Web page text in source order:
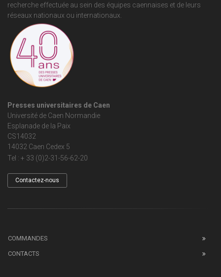
recherche effectuée au sein des équipes caennaises et de leurs
réseaux nationaux ou internationaux.
Presses universitaires de Caen
Université de Caen Normandie
Esplanade de la Paix
CS14032
14032 Caen Cedex 5
Tel : + 33 (0)2-31-56-62-20
Contactez-nous
COMMANDES
CONTACTS